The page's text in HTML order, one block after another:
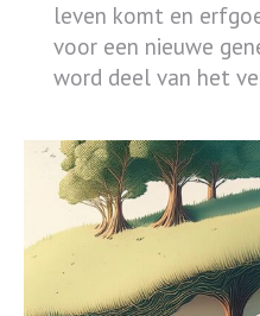
leven komt en
voor een nieuwe
word deel van het